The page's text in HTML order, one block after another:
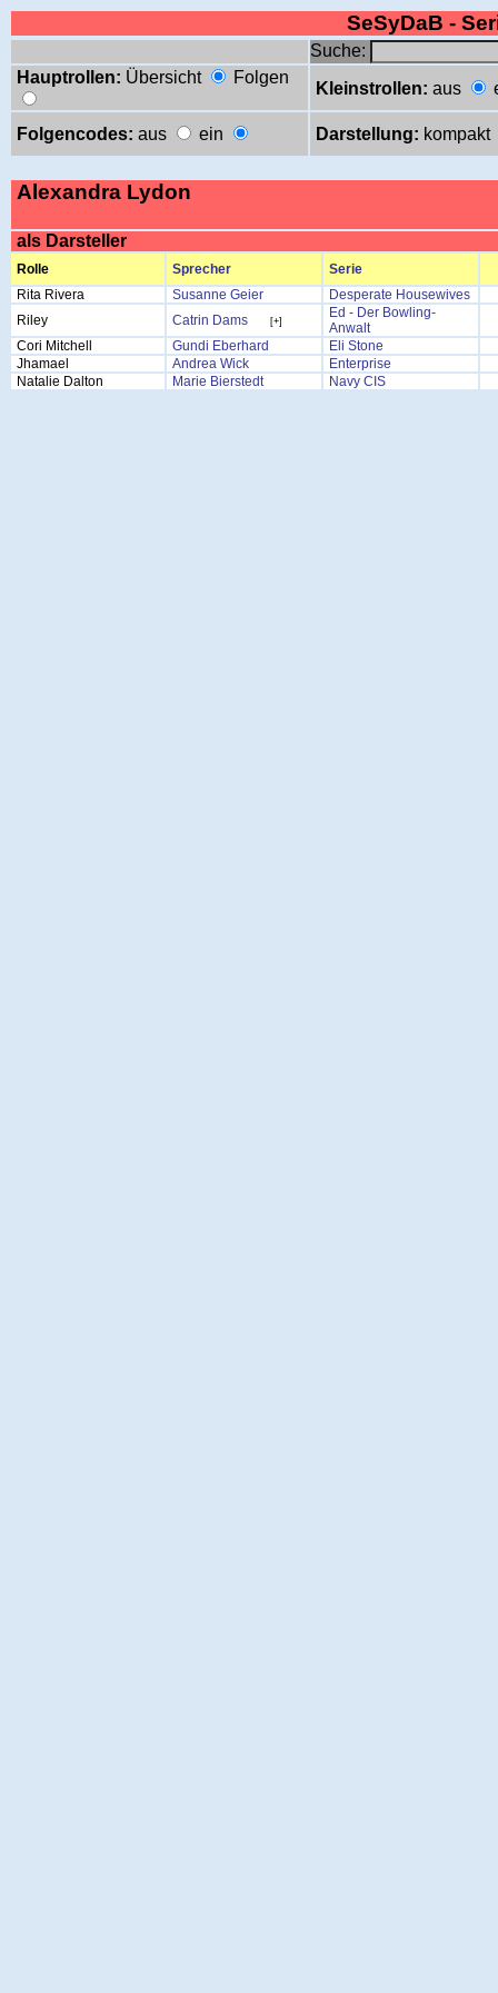
SeSyDaB -
Suche:
Hauptrollen: Übersicht Folgen
Kleinstrollen: aus
Folgencodes: aus ein Darstellung: kompakt
Alexandra Lydon
als Darsteller
Rolle Sprecher
Serie
Rita Rivera
Susanne Geier
Desperate Housewives
Riley
Catrin Dams [+]
Ed - Der Bowling-
Anwalt
Cori Mitchell
Gundi Eberhard
Eli Stone
Jhamael
Andrea Wick
Enterprise
Natalie Dalton
Marie Bierstedt Navy CIS